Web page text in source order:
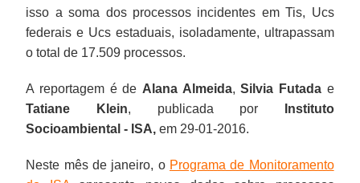
isso a soma dos processos incidentes em Tis, Ucs
federais e Ucs estaduais, isoladamente, ultrapassam
o total de 17.509 processos.
A reportagem é de Alana Almeida,Silvia Futadae
Tatiane Klein, publicada por
Instituto
Socioambiental - ISA, em 29-01-2016.
Neste mês de janeiro, o Programa de Monitoramento